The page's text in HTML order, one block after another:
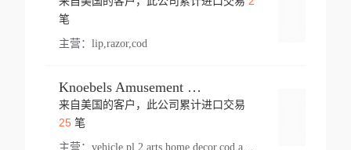
笔
主营： lip,razor,cod
Knoebels Amusement Resort
来自美国的客户，此公司累计进口交易
25笔
主营： vehicle,pl 2,arts,home decor,cod,amusement ride,sea